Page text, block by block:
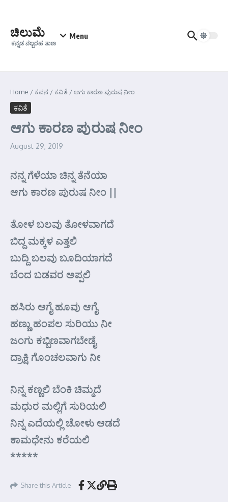
ಚಿಲುಮೆ
ಕನ್ನಡ ನಲ್ಬರಹ ತಾಣ
Menu
Home /ಕವನ /ಕವಿತೆ /ಆಗು ಕಾರಣ ಪುರುಷ ನೀಂ
ಕವಿತೆ
ಆಗು ಕಾರಣ ಪುರುಷ ನೀಂ
August 29, 2019
ನನ್ನ ಗೆಳೆಯಾ ಚಿನ್ನ ತೆನೆಯಾ
ಆಗು ಕಾರಣ ಪುರುಷ ನೀಂ ||
ತೋಳ ಬಲವು ತೋಳವಾಗದೆ
ಬಿದ್ದ ಮಕ್ಕಳ ಎತ್ತಲಿ
ಬುದ್ದಿ ಬಲವು ಬೂದಿಯಾಗದೆ
ಬೆಂದ ಬಡವರ ಅಪ್ಪಲಿ
ಹಸಿರು ಆಗೈ ಹೂವು ಆಗೈ
ಹಣ್ಣು ಹಂಪಲ ಸುರಿಯು ನೀ
ಜಂಗು ಕಬ್ಬಿಣವಾಗಬೇಡೈ
ದ್ರಾಕ್ಷಿ ಗೊಂಚಲವಾಗು ನೀ
ನಿನ್ನ ಕಣ್ಣಲಿ ಬೆಂಕಿ ಚಿಮ್ಮದೆ
ಮಧುರ ಮಲ್ಲಿಗೆ ಸುರಿಯಲಿ
ನಿನ್ನ ಎದೆಯಲ್ಲಿ ಚೋಳು ಆಡದೆ
ಕಾಮಧೇನು ಕರೆಯಲಿ
*****
Share this Article